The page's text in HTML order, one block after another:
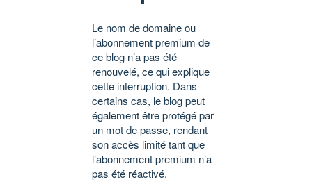
Le nom de domaine ou
l’abonnement premium de
ce blog n’a pas été
renouvelé, ce qui explique
cette interruption. Dans
certains cas, le blog peut
également être protégé par
un mot de passe, rendant
son accès limité tant que
l’abonnement premium n’a
pas été réactivé.